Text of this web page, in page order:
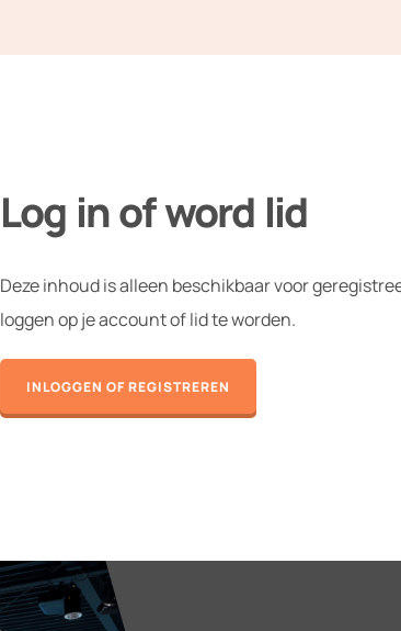
Log in of word lid
Deze inhoud is alleen beschikbaar voor
loggen op je account of lid te worden.
INLOGGEN OF REGISTREREN